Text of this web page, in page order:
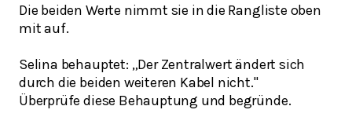
Die beiden Werte nimmt sie in die Rangliste oben
mit auf.
Selina behauptet: „Der Zentralwert ändert sich
durch die beiden weiteren Kabel nicht."
Überprüfe diese Behauptung und begründe.